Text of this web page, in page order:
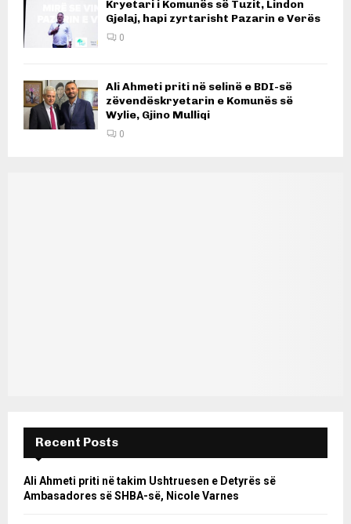
Kryetari i Komunës së Tuzit, Lindon
Gjelaj, hapi zyrtarisht Pazarin e Verës
0
Ali Ahmeti priti në selinë e BDI-së
zëvendëskryetarin e Komunës së
Wylie, Gjino Mulliqi
0
Recent Posts
Ali Ahmeti priti në takim Ushtruesen e Detyrës së
Ambasadores së SHBA-së, Nicole Varnes